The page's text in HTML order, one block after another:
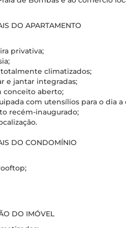
DO APARTAMENTO
privativa;
climatizados;
e jantar integradas;
conceito aberto;
com utensílios para o dia a
recém-inaugurado;
DO CONDOMÍNIO
DO IMÓVEL